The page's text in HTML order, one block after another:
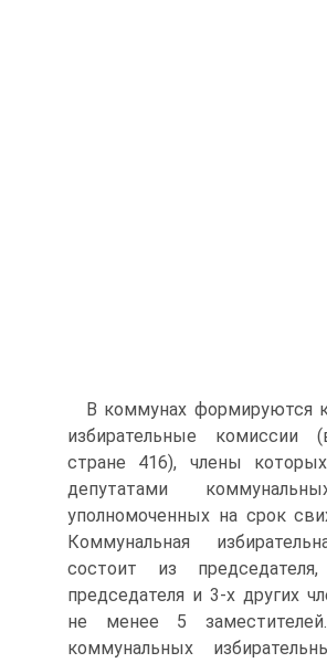
В коммунах формируются
избирательные комиссии
стране 416), члены
депутатами
уполномоченных на срок
Коммунальная
состоит из председателя,
председателя и 3-х других
не менее 5
коммунальных